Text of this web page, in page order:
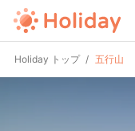
Holiday トップ 五行山